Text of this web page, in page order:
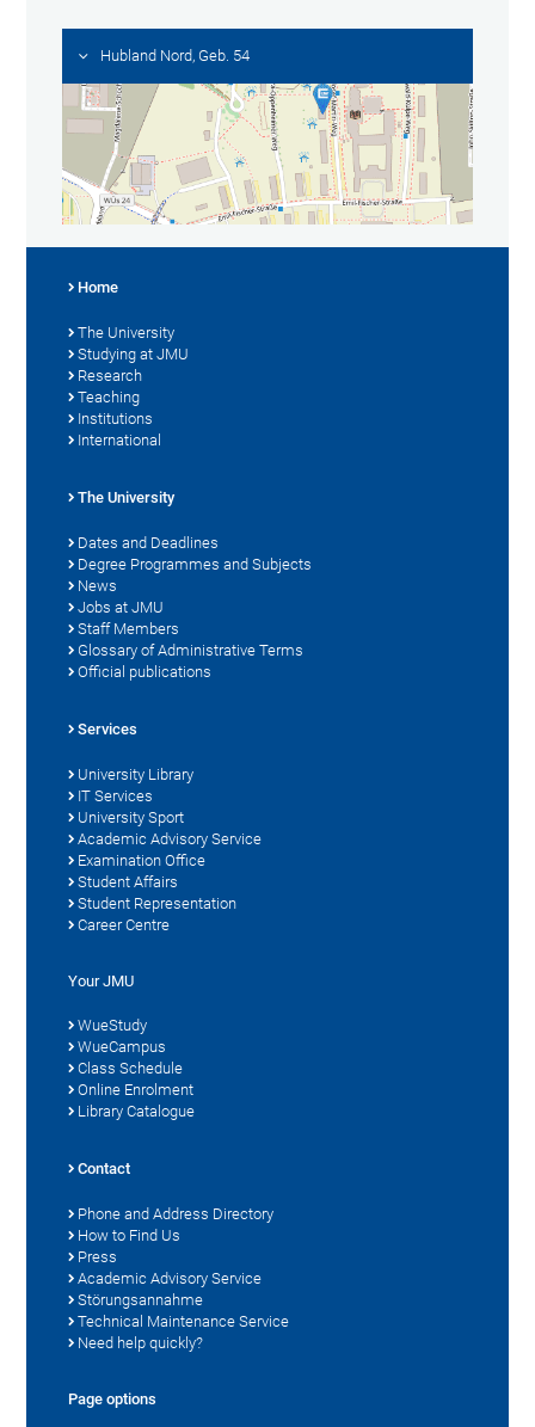
Hubland Nord, Geb. 54
Home
The University
Studying at JMU
Research
Teaching
Institutions
International
The University
Dates and Deadlines
Degree Programmes and Subjects
News
Jobs at JMU
Staff Members
Glossary of Administrative Terms
Official publications
Services
University Library
IT Services
University Sport
Academic Advisory Service
Examination Office
Student Affairs
Student Representation
Career Centre
Your JMU
WueStudy
WueCampus
Class Schedule
Online Enrolment
Library Catalogue
Contact
Phone and Address Directory
How to Find Us
Press
Academic Advisory Service
Störungsannahme
Technical Maintenance Service
Need help quickly?
Page options